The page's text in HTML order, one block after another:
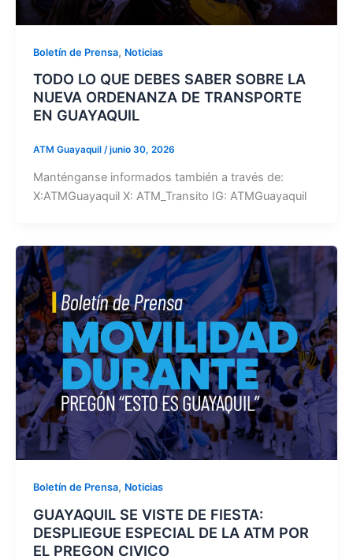
Boletín de Prensa, Noticias
TODO LO QUE DEBES SABER SOBRE LA
NUEVA ORDENANZA DE TRANSPORTE
EN GUAYAQUIL
ATM Guayaquil /junio 30, 2026
Manténganse informados también a través de:
X:ATMGuayaquil X: ATM_Transito IG: ATMGuayaquil
Boletín de Prensa, Noticias
GUAYAQUIL SE VISTE DE FIESTA:
DESPLIEGUE ESPECIAL DE LA ATM POR
EL PREGON CIVICO